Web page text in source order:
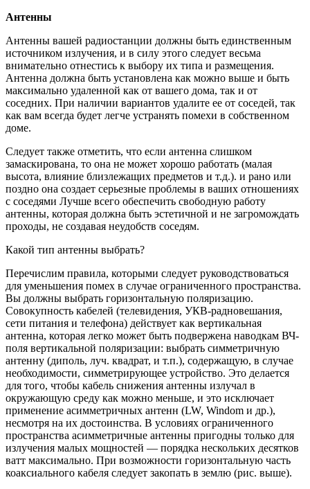
Антенны
Антенны вашей радиостанции должны быть единственным
источником излучения, и в силу этого следует весьма
внимательно отнестись к выбору их типа и размещения.
Антенна должна быть установлена как можно выше и быть
максимально удаленной как от вашего дома, так и от
соседних. При наличии вариантов удалите ее от соседей, так
как вам всегда будет легче устранять помехи в собственном
доме.
Следует также отметить, что если антенна слишком
замаскирована, то она не может хорошо работать (малая
высота, влияние близлежащих предметов и т.д.). и рано или
поздно она создает серьезные проблемы в ваших отношениях
с соседями Лучше всего обеспечить свободную работу
антенны, которая должна быть эстетичной и не загромождать
проходы, не создавая неудобств соседям.
Какой тип антенны выбрать?
Перечислим правила, которыми следует руководствоваться
для уменьшения помех в случае ограниченного пространства.
Вы должны выбрать горизонтальную поляризацию.
Совокупность кабелей (телевидения, УКВ-радновешания,
сети питания и телефона) действует как вертикальная
антенна, которая легко может быть подвержена наводкам ВЧ-
поля вертикальной поляризации: выбрать симметричную
антенну (диполь, луч. квадрат, и т.п.), содержащую, в случае
необходимости, симметрирующее устройство. Это делается
для того, чтобы кабель снижения антенны излучал в
окружающую среду как можно меньше, и это исключает
применение асимметричных антенн (LW, Windom и др.),
несмотря на их достоинства. В условиях ограниченного
пространства асимметричные антенны пригодны только для
излучения малых мощностей — порядка нескольких десятков
ватт максимально. При возможности горизонтальную часть
коаксиального кабеля следует закопать в землю (рис. выше).